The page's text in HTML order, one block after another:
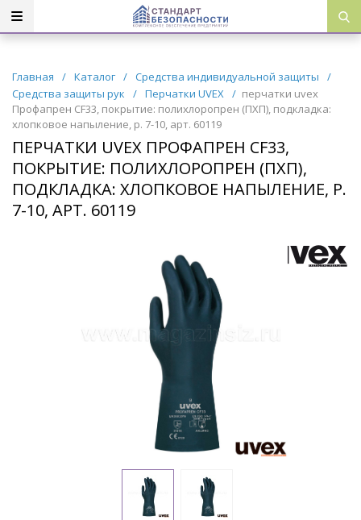
Главная / Каталог / Средства индивидуальной защиты
/
Средства защиты рук
/ Перчатки UVEX / перчатки uvex
Профапрен CF33, покрытие: полихлоропрен (ПХП), подкладка:
хлопковое напыление, р. 7-10, арт. 60119
ПЕРЧАТКИ UVEX ПРОФАПРЕН CF33,
ПОКРЫТИЕ: ПОЛИХЛОРОПРЕН (ПХП),
ПОДКЛАДКА: ХЛОПКОВОЕ НАПЫЛЕНИЕ, Р.
7-10, АРТ. 60119